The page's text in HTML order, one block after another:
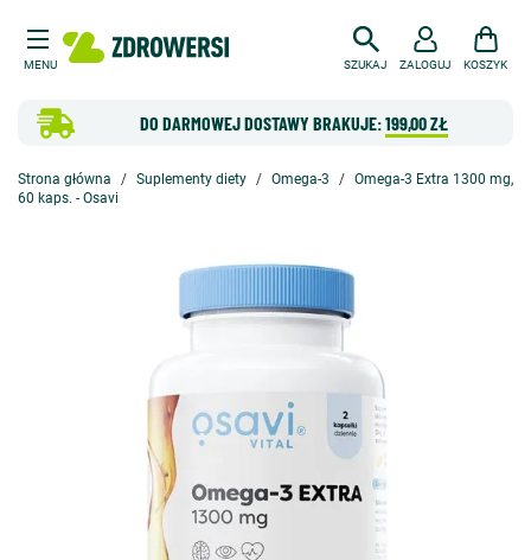
MENU SZUKAJ
DO DARMOWEJ DOSTAWY BRAKUJE:199,00 ZŁ
ZALOGUJ KOSZYK
Strona główna Suplementy diety Omega-3
Omega-3 Extra 1300 mg,
60 kaps. - Osavi